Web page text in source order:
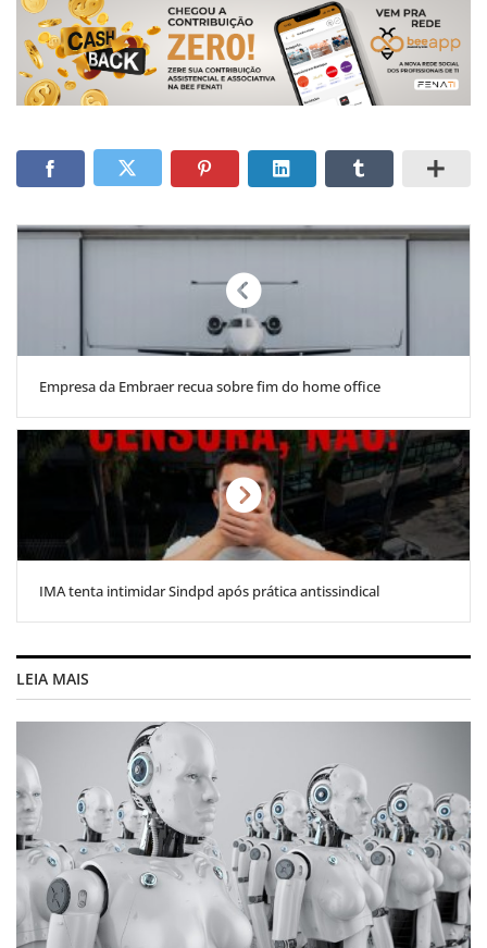
Empresa da Embraer recua sobre fim do home office
IMA tenta intimidar Sindpd após prática antissindical
LEIA MAIS